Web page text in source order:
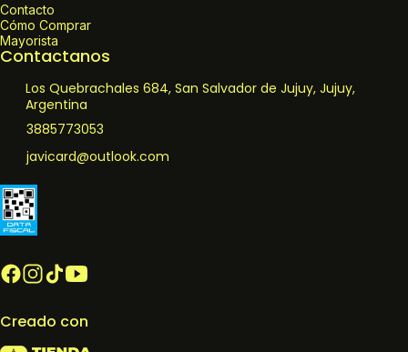
Contacto
Cómo Comprar
Mayorista
Contactanos
Los Quebrachales 684, San Salvador de Jujuy, Jujuy,
Argentina
3885773053
javicard@outlook.com
Creado con